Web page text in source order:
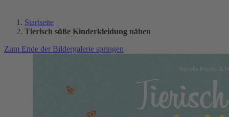
Startseite
Tierisch süße Kinderkleidung nähen
Zum Ende der Bildergalerie springen